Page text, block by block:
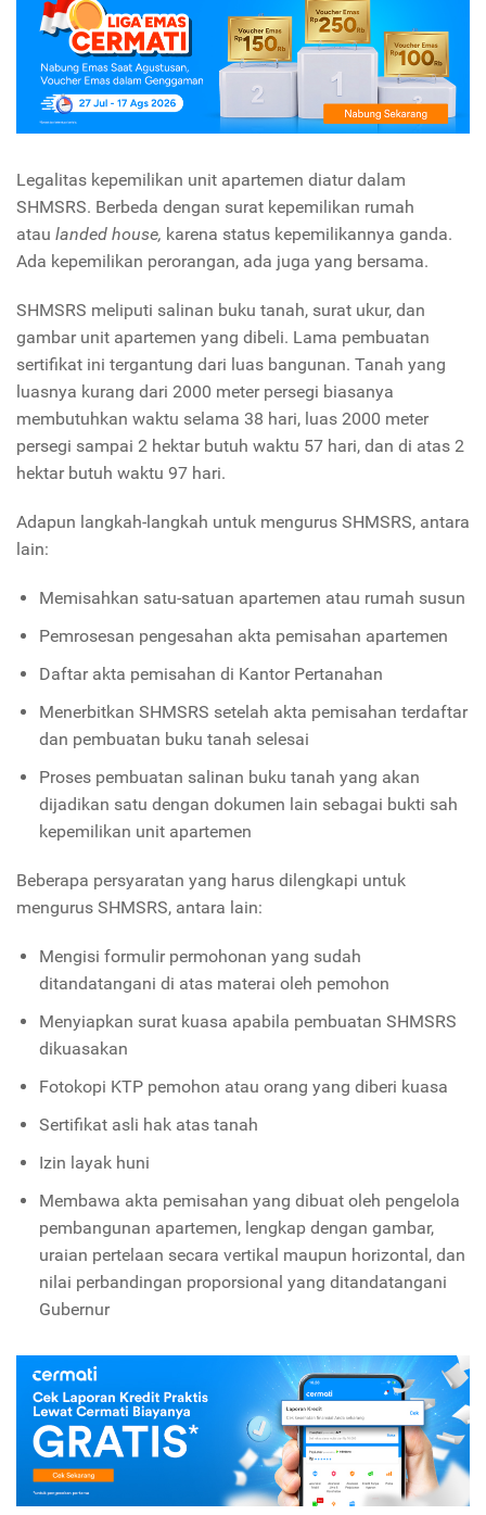
Legalitas kepemilikan unit apartemen diatur dalam
SHMSRS. Berbeda dengan surat kepemilikan rumah
atau landed house, karena status kepemilikannya ganda.
Ada kepemilikan perorangan, ada juga yang bersama.
SHMSRS meliputi salinan buku tanah, surat ukur, dan
gambar unit apartemen yang dibeli. Lama pembuatan
sertifikat ini tergantung dari luas bangunan. Tanah yang
luasnya kurang dari 2000 meter persegi biasanya
membutuhkan waktu selama 38 hari, luas 2000 meter
persegi sampai 2 hektar butuh waktu 57 hari, dan di atas 2
hektar butuh waktu 97 hari.
Adapun langkah-langkah untuk mengurus SHMSRS, antara
lain:
Memisahkan satu-satuan apartemen atau rumah susun
Pemrosesan pengesahan akta pemisahan apartemen
Daftar akta pemisahan di Kantor Pertanahan
Menerbitkan SHMSRS setelah akta pemisahan terdaftar
dan pembuatan buku tanah selesai
Proses pembuatan salinan buku tanah yang akan
dijadikan satu dengan dokumen lain sebagai bukti sah
kepemilikan unit apartemen
Beberapa persyaratan yang harus dilengkapi untuk
mengurus SHMSRS, antara lain:
Mengisi formulir permohonan yang sudah
ditandatangani di atas materai oleh pemohon
Menyiapkan surat kuasa apabila pembuatan SHMSRS
dikuasakan
Fotokopi KTP pemohon atau orang yang diberi kuasa
Sertifikat asli hak atas tanah
Izin layak huni
Membawa akta pemisahan yang dibuat oleh pengelola
pembangunan apartemen, lengkap dengan gambar,
uraian pertelaan secara vertikal maupun horizontal, dan
nilai perbandingan proporsional yang ditandatangani
Gubernur